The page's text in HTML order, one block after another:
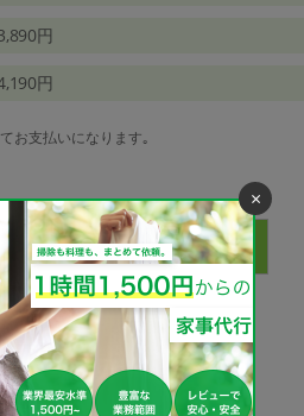
円
円
お支払いになります｡
行サービスの種類
×